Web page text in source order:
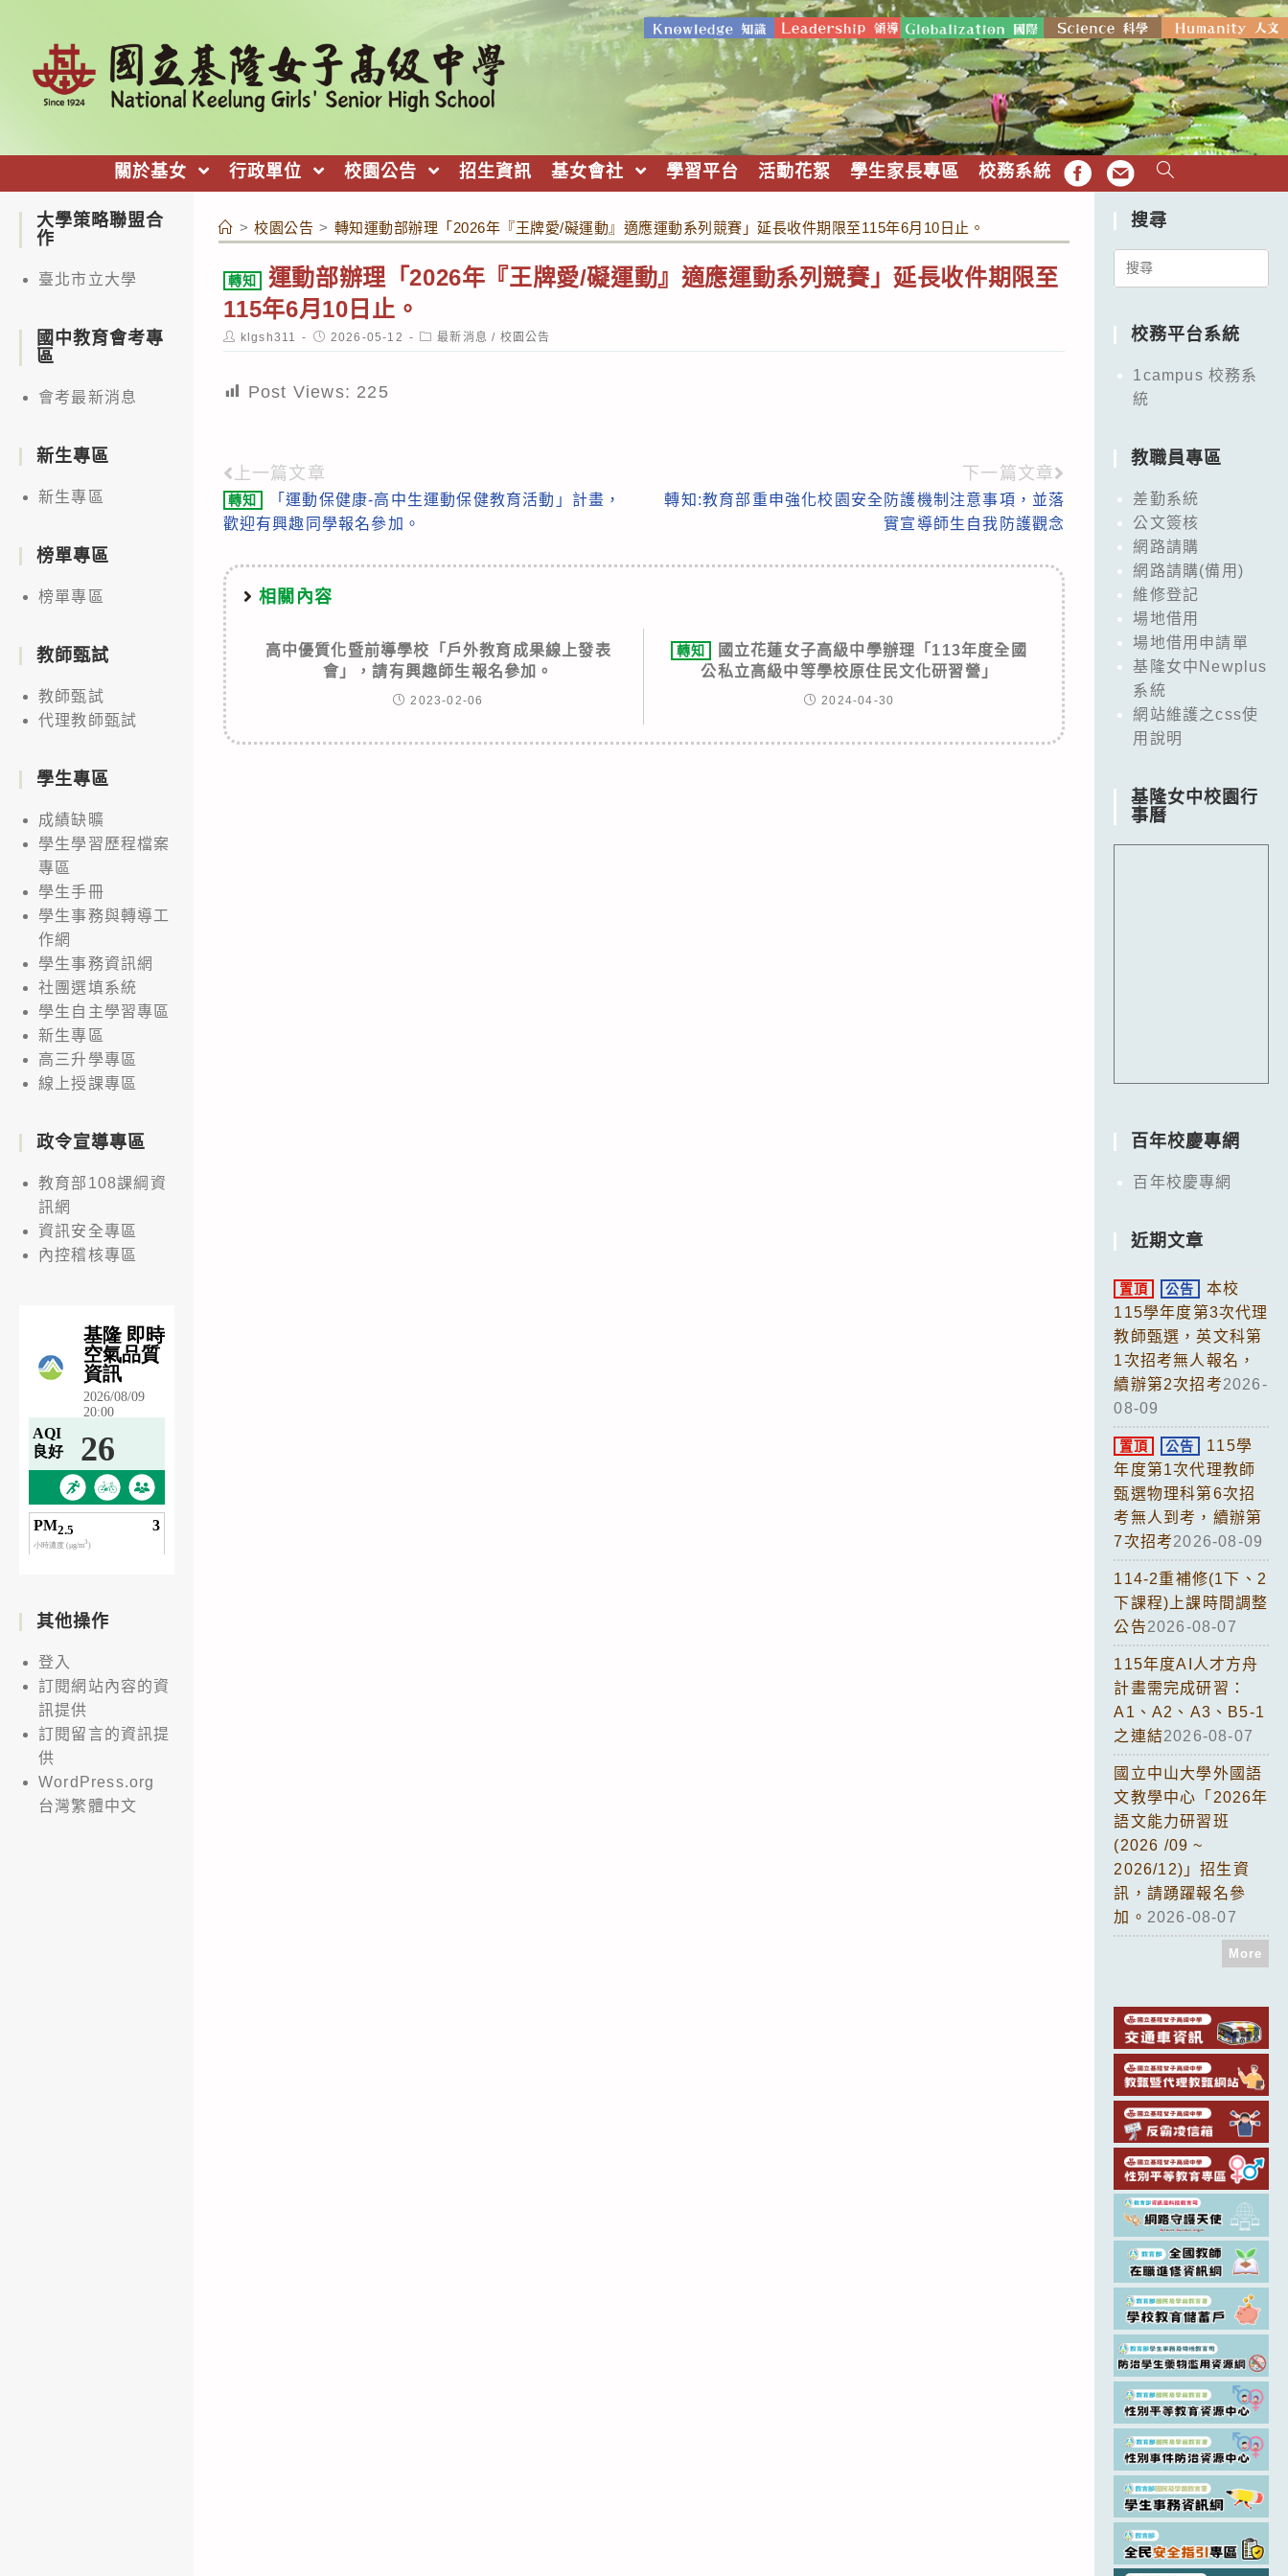
關於基女 行政單位 校園公告 招生資訊 基女會社 學習平台 活動花絮 學生家長專區 校務系統 FB EMAIL
> 校園公告 > 轉知運動部辦理「2026年『王牌愛/礙運動』適應運動系列競賽」延長收件期限至115年6月10日止。
轉知
運動部辦理「2026年『王牌愛/礙運動』適應運動系列競賽」延長收件期限至
115年6月10日止。
Post
author:
klgsh311
Post
published:
2026-05-12
Post
category:
最新消息 / 校園公告
Post Views: 225
Read
more
上一篇文章
轉知
「運動保健康-高中生運動保健教育活動」計畫，
歡迎有興趣同學報名參加。
下一篇文章
轉知:教育部重申強化校園安全防護機制注意事項，並落
實宣導師生自我防護觀念
相關內容
高中優質化暨前導學校「戶外教育成果線上發表
會」，請有興趣師生報名參加。
2023-02-06
轉知
國立花蓮女子高級中學辦理「113年度全國
公私立高級中等學校原住民文化研習營」
2024-04-30
大學策略聯盟合
作
臺北市立大學
國中教育會考專
區
會考最新消息
新生專區
新生專區
榜單專區
榜單專區
教師甄試
教師甄試
代理教師甄試
學生專區
成績缺曠
學生學習歷程檔案
專區
學生手冊
學生事務與轉導工
作網
學生事務資訊網
社團選填系統
學生自主學習專區
新生專區
高三升學專區
線上授課專區
政令宣導專區
教育部108課綱資
訊網
資訊安全專區
內控稽核專區
其他操作
登入
訂閱網站內容的資
訊提供
訂閱留言的資訊提
供
WordPress.org
台灣繁體中文
搜尋
Search
校務平台系統
1campus 校務系
統
教職員專區
差勤系統
公文簽核
網路請購
網路請購(備用)
維修登記
場地借用
場地借用申請單
基隆女中Newplus
系統
網站維護之css使
用說明
基隆女中校園行
事曆
百年校慶專網
百年校慶專網
近期文章
置頂 公告
本校
115學年度第3次代理
教師甄選，英文科第
1次招考無人報名，
續辦第2次招考2026-
08-09
置頂 公告
115學
年度第1次代理教師
甄選物理科第6次招
考無人到考，續辦第
7次招考2026-08-09
114-2重補修(1下、2
下課程)上課時間調整
公告2026-08-07
115年度AI人才方舟
計畫需完成研習：
A1、A2、A3、B5-1
之連結2026-08-07
國立中山大學外國語
文教學中心「2026年
語文能力研習班
(2026 /09 ~
2026/12)」招生資
訊，請踴躍報名參
加。 2026-08-07
More